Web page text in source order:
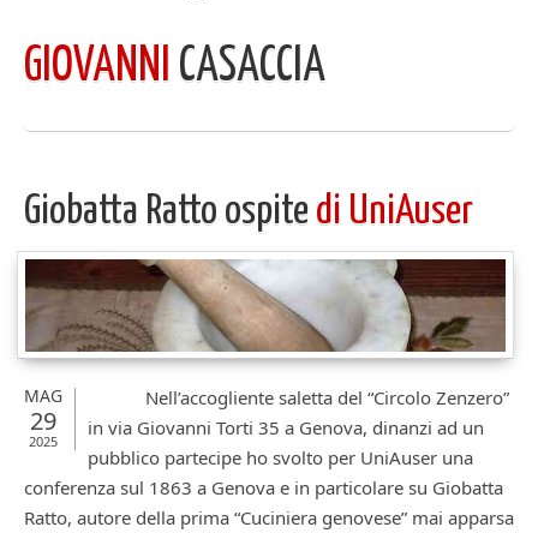
GIOVANNI CASACCIA
Giobatta Ratto ospite di UniAuser
MAG
29
2025
Nell’accogliente saletta del “Circolo Zenzero”
in via Giovanni Torti 35 a Genova, dinanzi ad un
pubblico partecipe ho svolto per UniAuser una
conferenza sul 1863 a Genova e in particolare su Giobatta
Ratto, autore della prima “Cuciniera genovese” mai apparsa